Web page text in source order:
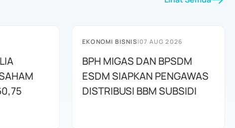
EKONOMI BISNIS|07 AUG 2026
BPH MIGAS DAN BPSDM
ESDM SIAPKAN PENGAWAS
DISTRIBUSI BBM SUBSIDI